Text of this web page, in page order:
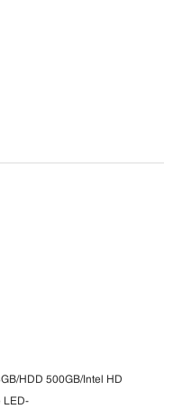
HDD 500GB/Intel HD
LED-